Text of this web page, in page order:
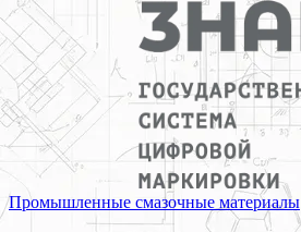
Промышленные смазочные материалы